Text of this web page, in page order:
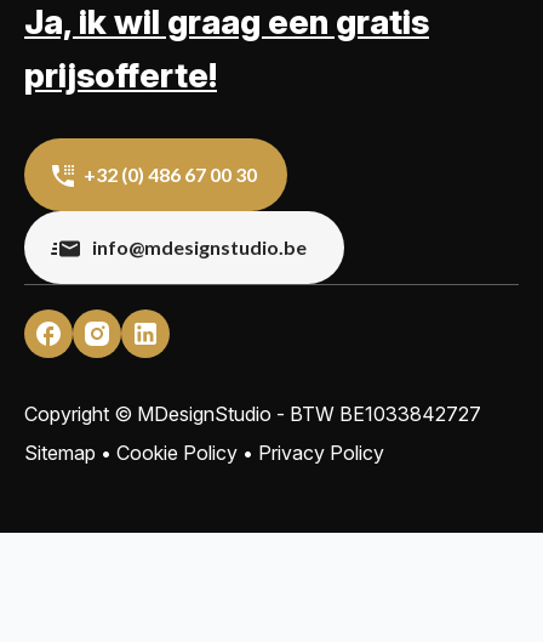
Ja, ik wil graag een gratis
prijsofferte!
+32 (0) 486 67 00 30
info@mdesignstudio.be
Copyright © MDesignStudio - BTW BE1033842727
Sitemap • Cookie Policy • Privacy Policy